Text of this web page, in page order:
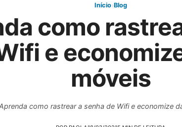
Início›Blog
como
e
móveis
como rastrear a senha de Wifi e economize